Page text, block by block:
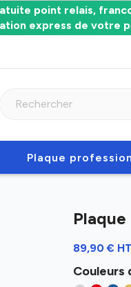
point relais,
express de votre
Plaque
89,90 € HT
Couleurs